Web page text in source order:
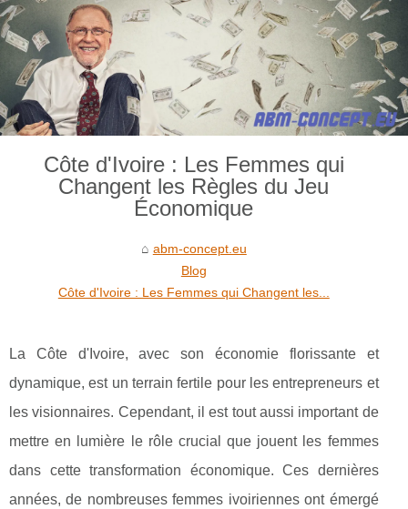
Côte d'Ivoire : Les Femmes qui
Changent les Règles du Jeu
Économique
abm-concept.eu
Blog
Côte d'Ivoire : Les Femmes qui Changent les...
La Côte d'Ivoire, avec son économie florissante et
dynamique, est un terrain fertile pour les entrepreneurs et
les visionnaires. Cependant, il est tout aussi important de
mettre en lumière le rôle crucial que jouent les femmes
dans cette transformation économique. Ces dernières
années, de nombreuses femmes ivoiriennes ont émergé